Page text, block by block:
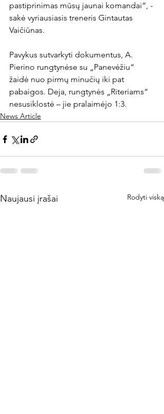
pastiprinimas mūsų jaunai komandai“, -
sakė vyriausiasis treneris Gintautas
Vaičiūnas.
Pavykus sutvarkyti dokumentus, A.
Pierino rungtynėse su „Panevėžiu“
žaidė nuo pirmų minučių iki pat
pabaigos. Deja, rungtynės „Riteriams“
nesusiklostė – jie pralaimėjo 1:3.
News Article
Naujausi įrašai Rodyti viską